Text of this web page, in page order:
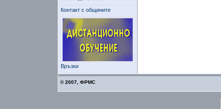
Контакт с общините
Връзки
© 2007, ФРМС